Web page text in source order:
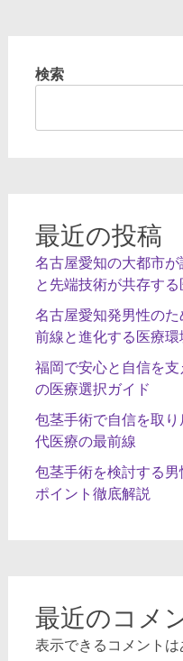
検索
最近の投稿
名古屋愛知の大都市
と先端技術が共存す
名古屋愛知発男性の
前線と進化する医療環
福岡で安心と自信を
の医療選択ガイド
包茎手術で自信を取
代医療の最前線
包茎手術を検討する
ポイント徹底解説
最近のコメ
表示できるコメントは